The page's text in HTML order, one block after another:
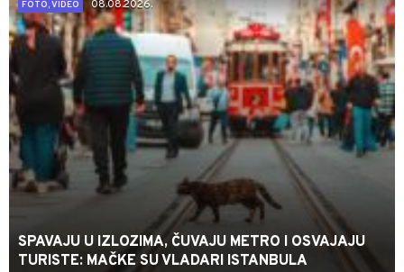
FOTO, VIDEO
08.08.2026.
SPAVAJU U IZLOZIMA, ČUVAJU METRO I OSVAJAJU
TURISTE: MAČKE SU VLADARI ISTANBULA